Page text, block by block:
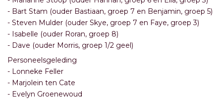
- Bart Stam (ouder Bastiaan, groep 7 en Benjamin, groep 5)
- Steven Mulder (ouder Skye, groep 7 en Faye, groep 3)
- Isabelle (ouder Roran, groep 8)
- Dave (ouder Morris, groep 1/2 geel)
Personeelsgeleding
- Lonneke Feller
- Marjolein ten Cate
- Evelyn Groenewoud